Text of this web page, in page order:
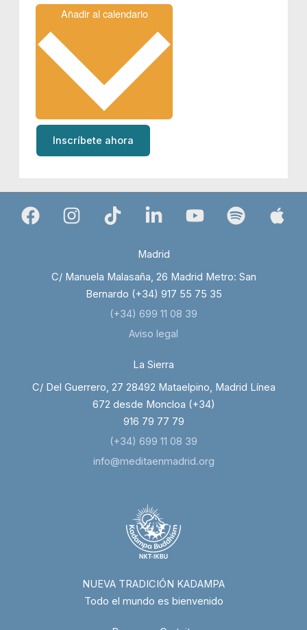
Añadir al calendario
Inscríbete ahora
Madrid
C/ Manuela Malasaña, 26 Madrid Metro: San
Bernardo (+34) 917 55 75 35
(+34) 699 11 08 39
Aviso legal
La Sierra
C/ Del Guerrero, 27 28492 Mataelpino, Madrid Línea
672 desde Moncloa (+34)
916 79 77 79
(+34) 699 11 08 39
info@meditaenmadrid.org
NUEVA TRADICIÓN KADAMPA
Todo el mundo es bienvenido